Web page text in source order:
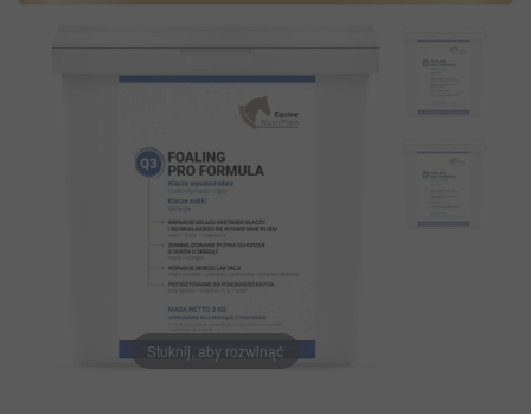
Stuknij, aby rozwinąć